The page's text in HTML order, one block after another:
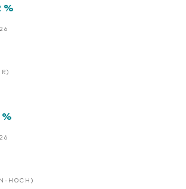
%
%
HOCH)